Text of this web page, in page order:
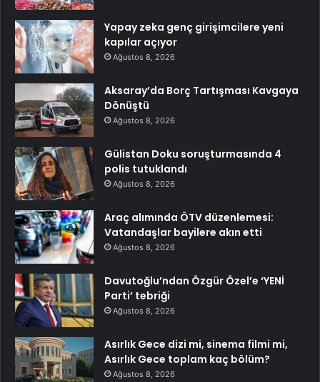
Yapay zeka genç girişimcilere yeni
kapılar açıyor
Ağustos 8, 2026
Aksaray’da Borç Tartışması Kavgaya
Dönüştü
Ağustos 8, 2026
Gülistan Doku soruşturmasında 4
polis tutuklandı
Ağustos 8, 2026
Araç alımında ÖTV düzenlemesi:
Vatandaşlar bayilere akın etti
Ağustos 8, 2026
Davutoğlu’ndan Özgür Özel’e ‘YENİ
Parti’ tebriği
Ağustos 8, 2026
Asırlık Gece dizi mi, sinema filmi mi,
Asırlık Gece toplam kaç bölüm?
Ağustos 8, 2026